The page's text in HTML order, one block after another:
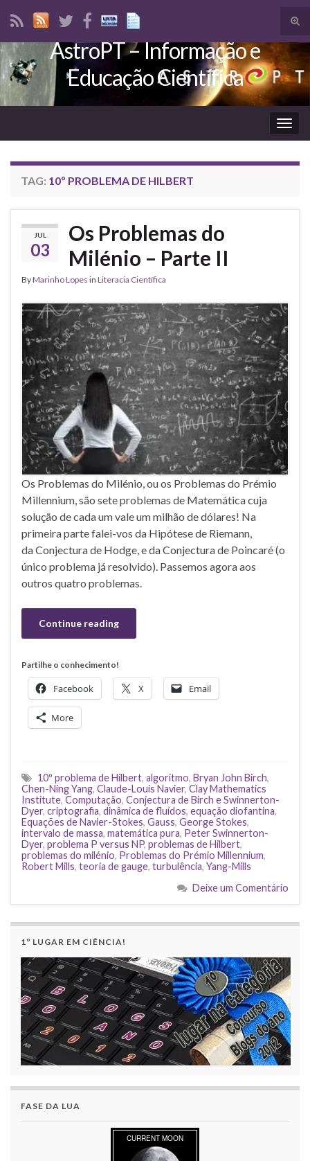
Search for:
AstroPT – Informação e
Educação Científica
TAG: 10º PROBLEMA DE HILBERT
JUL
03
Os Problemas do
Milénio – Parte II
ByMarinho Lopes in Literacia Científica
Os Problemas do Milénio, ou os Problemas do Prémio
Millennium, são sete problemas de Matemática cuja
solução de cada um vale um milhão de dólares! Na
primeira parte falei-vos da Hipótese de Riemann,
da Conjectura de Hodge, e da Conjectura de Poincaré (o
único problema já resolvido). Passemos agora aos
outros quatro problemas.
Continue reading
Partilhe o conhecimento!
Facebook X Email
More
10º problema de Hilbert, algoritmo, Bryan John Birch,
Chen-Ning Yang, Claude-Louis Navier, Clay Mathematics
Institute, Computação, Conjectura de Birch e Swinnerton-
Dyer, criptografia, dinâmica de fluídos, equação diofantina,
Equações de Navier-Stokes, Gauss, George Stokes,
intervalo de massa, matemática pura, Peter Swinnerton-
Dyer, problema P versus NP, problemas de Hilbert,
problemas do milénio, Problemas do Prémio Millennium,
Robert Mills, teoria de gauge, turbulência, Yang-Mills
Deixe um Comentário
1º LUGAR EM CIÊNCIA!
FASE DA LUA